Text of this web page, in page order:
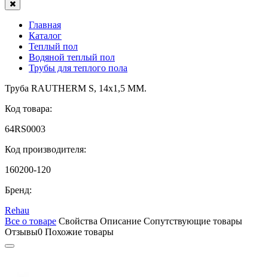
Главная
Каталог
Теплый пол
Водяной теплый пол
Трубы для теплого пола
Труба RAUTHERM S, 14х1,5 ММ.
Код товара:
64RS0003
Код производителя:
160200-120
Бренд:
Rehau
Все о товаре Свойства Описание Сопутствующие товары
Отзывы0 Похожие товары